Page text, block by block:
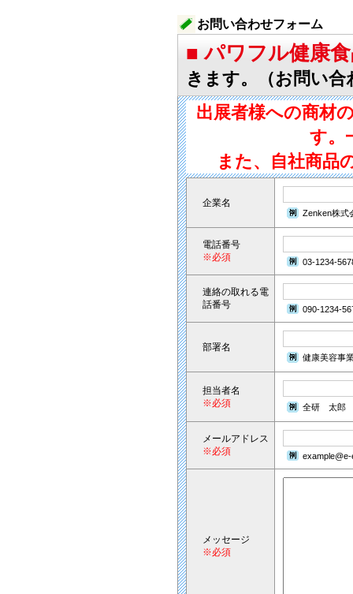
お問い合わせフォーム
■ パワフル健康
きます。（お問い合
出展者様への商材
す。
また、自社商品
企業名
Zenken株式
電話番号
※必須
03-1234-
連絡の取れる電
話番号
090-1234-
部署名
健康美容事
担当者名
※必須
全研 太郎
メールアドレス
※必須
メッセージ
※必須